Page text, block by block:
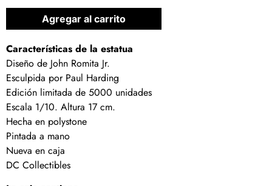
Agregar al carrito
Características de la estatua
Diseño de John Romita Jr.
Esculpida por Paul Harding
Edición limitada de 5000 unidades
Escala 1/10. Altura 17 cm.
Hecha en polystone
Pintada a mano
Nueva en caja
DC Collectibles